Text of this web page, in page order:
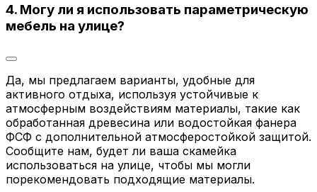
4. Могу ли я использовать параметрическую
мебель на улице?
Да, мы предлагаем варианты, удобные для
активного отдыха, используя устойчивые к
атмосферным воздействиям материалы, такие как
обработанная древесина или водостойкая фанера
ФСФ с дополнительной атмосферостойкой защитой.
Сообщите нам, будет ли ваша скамейка
использоваться на улице, чтобы мы могли
порекомендовать подходящие материалы.